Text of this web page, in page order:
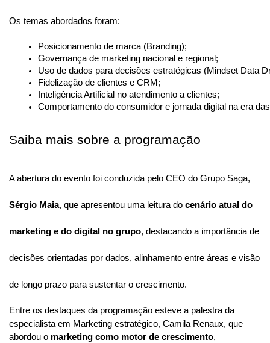
Os temas abordados foram:
Posicionamento de marca (Branding);
Governança de marketing nacional e regional;
Uso de dados para decisões estratégicas (Mindset Data
Fidelização de clientes e CRM;
Inteligência Artificial no atendimento a clientes;
Comportamento do consumidor e jornada digital na era
Saiba mais sobre a programação
A abertura do evento foi conduzida pelo CEO do Grupo Saga,
Sérgio Maia, que apresentou uma leitura do cenário atual do
marketing e do digital no grupo, destacando a importância de
decisões orientadas por dados, alinhamento entre áreas e visão
de longo prazo para sustentar o crescimento.
Entre os destaques da programação esteve a palestra da
especialista em Marketing estratégico, Camila Renaux, que
abordou o marketing como motor de crescimento,